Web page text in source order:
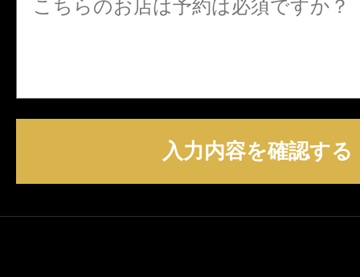
入力内容を確認する